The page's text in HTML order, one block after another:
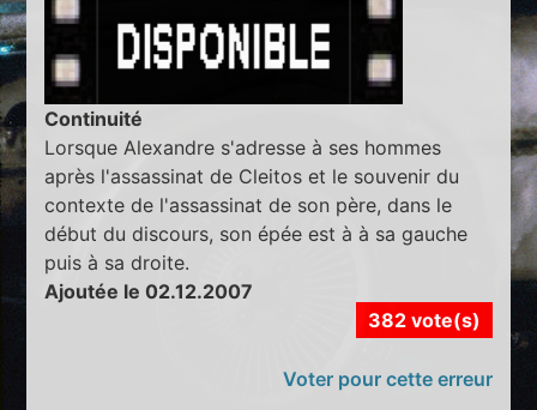
Continuité
Lorsque Alexandre s'adresse à ses hommes
après l'assassinat de Cleitos et le souvenir du
contexte de l'assassinat de son père, dans le
début du discours, son épée est à à sa gauche
puis à sa droite.
Ajoutée le 02.12.2007
382 vote(s)
Voter pour cette erreur